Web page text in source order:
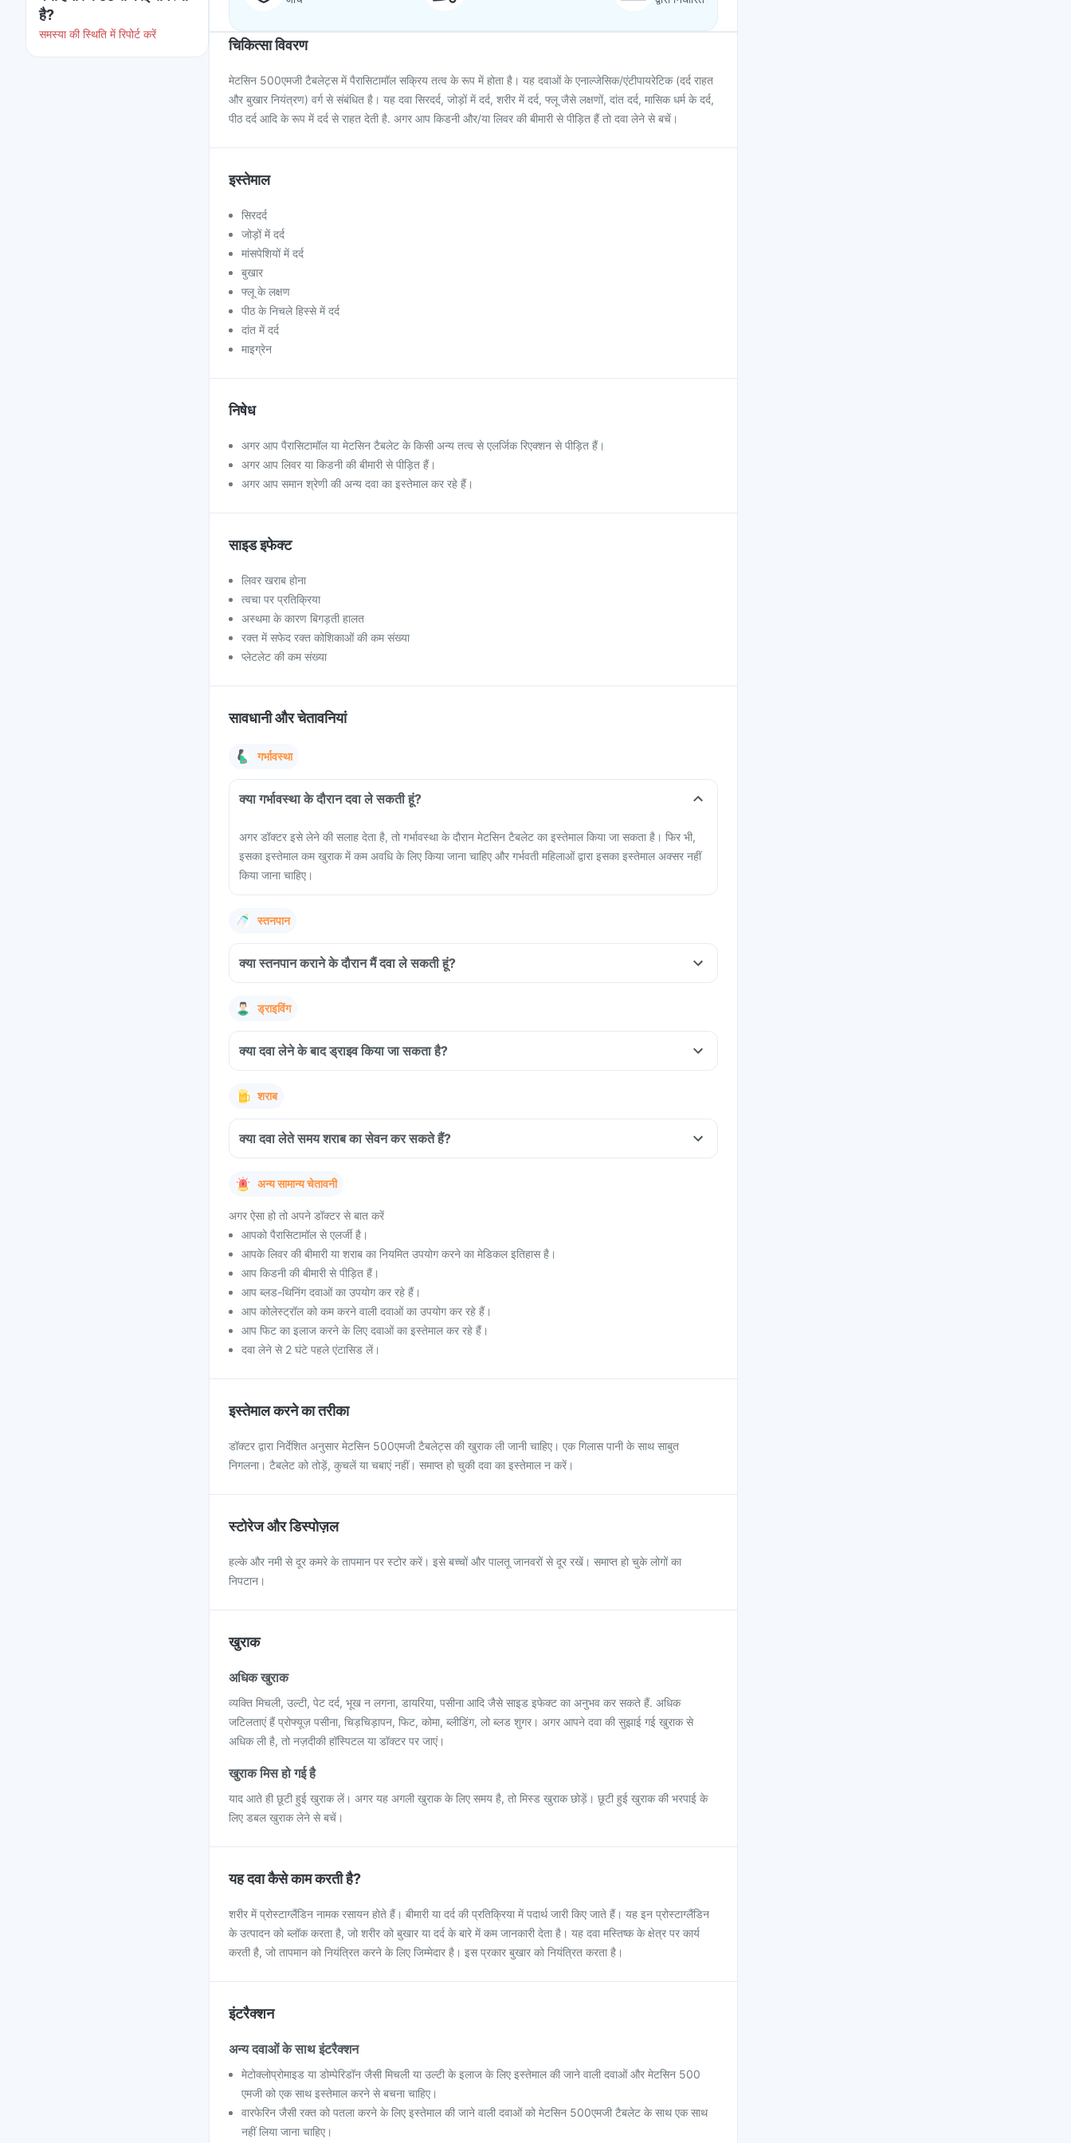
है?
समस्या की स्थिति में रिपोर्ट करें
चिकित्सा विवरण
मेटसिन 500एमजी टैबलेट्स में पैरासिटामॉल सक्रिय तत्व के रूप में होता है। यह दवाओं के एनाल्जेसिक/एंटीपायरेटिक (दर्द राहत
और बुखार नियंत्रण) वर्ग से संबंधित है। यह दवा सिरदर्द, जोड़ों में दर्द, शरीर में दर्द, फ्लू जैसे लक्षणों, दांत दर्द, मासिक धर्म के दर्द,
पीठ दर्द आदि के रूप में दर्द से राहत देती है. अगर आप किडनी और/या लिवर की बीमारी से पीड़ित हैं तो दवा लेने से बचें।
इस्तेमाल
सिरदर्द
जोड़ों में दर्द
मांसपेशियों में दर्द
बुखार
फ्लू के लक्षण
पीठ के निचले हिस्से में दर्द
दांत में दर्द
माइग्रेन
निषेध
अगर आप पैरासिटामॉल या मेटसिन टैबलेट के किसी अन्य तत्व से एलर्जिक रिएक्शन से पीड़ित हैं।
अगर आप लिवर या किडनी की बीमारी से पीड़ित हैं।
अगर आप समान श्रेणी की अन्य दवा का इस्तेमाल कर रहे हैं।
साइड इफेक्ट
लिवर खराब होना
त्वचा पर प्रतिक्रिया
अस्थमा के कारण बिगड़ती हालत
रक्त में सफेद रक्त कोशिकाओं की कम संख्या
प्लेटलेट की कम संख्या
सावधानी और चेतावनियां
गर्भावस्था
क्या गर्भावस्था के दौरान दवा ले सकती हूं?
अगर डॉक्टर इसे लेने की सलाह देता है, तो गर्भावस्था के दौरान मेटसिन टैबलेट का इस्तेमाल किया जा सकता है। फिर भी,
इसका इस्तेमाल कम खुराक में कम अवधि के लिए किया जाना चाहिए और गर्भवती महिलाओं द्वारा इसका इस्तेमाल अक्सर नहीं
किया जाना चाहिए।
स्तनपान
क्या स्तनपान कराने के दौरान मैं दवा ले सकती हूं?
ड्राइविंग
क्या दवा लेने के बाद ड्राइव किया जा सकता है?
शराब
क्या दवा लेते समय शराब का सेवन कर सकते हैं?
अन्य सामान्य चेतावनी
अगर ऐसा हो तो अपने डॉक्टर से बात करें
आपको पैरासिटामॉल से एलर्जी है।
आपके लिवर की बीमारी या शराब का नियमित उपयोग करने का मेडिकल इतिहास है।
आप किडनी की बीमारी से पीड़ित हैं।
आप ब्लड-थिनिंग दवाओं का उपयोग कर रहे हैं।
आप कोलेस्ट्रॉल को कम करने वाली दवाओं का उपयोग कर रहे हैं।
आप फिट का इलाज करने के लिए दवाओं का इस्तेमाल कर रहे हैं।
दवा लेने से 2 घंटे पहले एंटासिड लें।
इस्तेमाल करने का तरीका
डॉक्टर द्वारा निर्देशित अनुसार मेटसिन 500एमजी टैबलेट्स की खुराक ली जानी चाहिए। एक गिलास पानी के साथ साबुत
निगलना। टैबलेट को तोड़ें, कुचलें या चबाएं नहीं। समाप्त हो चुकी दवा का इस्तेमाल न करें।
स्टोरेज और डिस्पोज़ल
हल्के और नमी से दूर कमरे के तापमान पर स्टोर करें। इसे बच्चों और पालतू जानवरों से दूर रखें। समाप्त हो चुके लोगों का
निपटान।
खुराक
अधिक खुराक
व्यक्ति मिचली, उल्टी, पेट दर्द, भूख न लगना, डायरिया, पसीना आदि जैसे साइड इफेक्ट का अनुभव कर सकते हैं. अधिक
जटिलताएं हैं प्रोफ्यूज़ पसीना, चिड़चिड़ापन, फिट, कोमा, ब्लीडिंग, लो ब्लड शुगर। अगर आपने दवा की सुझाई गई खुराक से
अधिक ली है, तो नज़दीकी हॉस्पिटल या डॉक्टर पर जाएं।
खुराक मिस हो गई है
याद आते ही छूटी हुई खुराक लें। अगर यह अगली खुराक के लिए समय है, तो मिस्ड खुराक छोड़ें। छूटी हुई खुराक की भरपाई के
लिए डबल खुराक लेने से बचें।
यह दवा कैसे काम करती है?
शरीर में प्रोस्टाग्लैंडिन नामक रसायन होते हैं। बीमारी या दर्द की प्रतिक्रिया में पदार्थ जारी किए जाते हैं। यह इन प्रोस्टाग्लैंडिन
के उत्पादन को ब्लॉक करता है, जो शरीर को बुखार या दर्द के बारे में कम जानकारी देता है। यह दवा मस्तिष्क के क्षेत्र पर कार्य
करती है, जो तापमान को नियंत्रित करने के लिए जिम्मेदार है। इस प्रकार बुखार को नियंत्रित करता है।
इंटरैक्शन
अन्य दवाओं के साथ इंटरैक्शन
मेटोक्लोप्रोमाइड या डोम्पेरिडॉन जैसी मिचली या उल्टी के इलाज के लिए इस्तेमाल की जाने वाली दवाओं और मेटसिन 500
एमजी को एक साथ इस्तेमाल करने से बचना चाहिए।
वारफेरिन जैसी रक्त को पतला करने के लिए इस्तेमाल की जाने वाली दवाओं को मेटसिन 500एमजी टैबलेट के साथ एक साथ
नहीं लिया जाना चाहिए।